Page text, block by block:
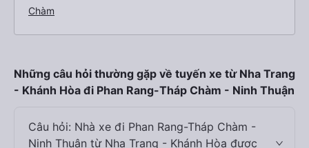
Chàm
Những câu hỏi thường gặp về tuyến xe từ Nha Trang
- Khánh Hòa đi Phan Rang-Tháp Chàm - Ninh Thuận
Câu hỏi: Nhà xe đi Phan Rang-Tháp Chàm -
Ninh Thuận từ Nha Trang - Khánh Hòa được